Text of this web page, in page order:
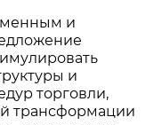
и
и
торговли,
трансформации